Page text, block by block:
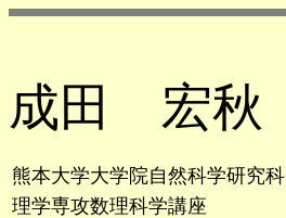
成田 宏秋
熊本大学大学院自然科学研究科
理学専攻数理科学講座